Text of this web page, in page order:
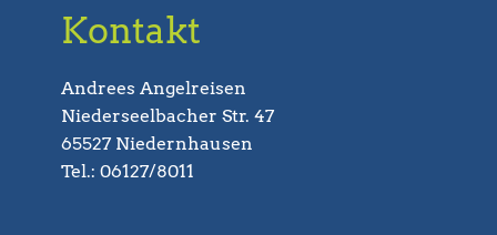
Kontakt
Andrees Angelreisen
Niederseelbacher Str. 47
65527 Niedernhausen
Tel.: 06127/8011